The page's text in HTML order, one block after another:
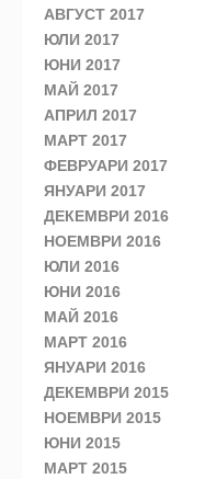
АВГУСТ 2017
ЮЛИ 2017
ЮНИ 2017
МАЙ 2017
АПРИЛ 2017
МАРТ 2017
ФЕВРУАРИ 2017
ЯНУАРИ 2017
ДЕКЕМВРИ 2016
НОЕМВРИ 2016
ЮЛИ 2016
ЮНИ 2016
МАЙ 2016
МАРТ 2016
ЯНУАРИ 2016
ДЕКЕМВРИ 2015
НОЕМВРИ 2015
ЮНИ 2015
МАРТ 2015